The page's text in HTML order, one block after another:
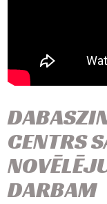
CENTRS
DARBAM